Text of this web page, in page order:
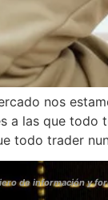
nos
a las que todo
todo trader
de información y